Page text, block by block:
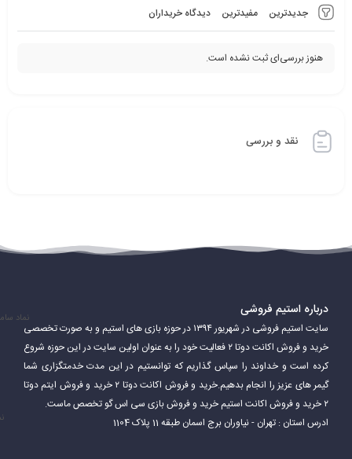
جدیدترین مفیدترین دیدگاه خریداران
هنوز بررسی‌ای ثبت نشده است.
نقد و بررسی
درباره استیم فروشی
سایت استیم فروشی در شهریور ۱۳۹۴ در حوزه بازی های استیم و به صورت تخصصی
خرید و فروش اکانت دوتا ۲ فعالیت خود را به عنوان اولین سایت در این حوزه شروع
کرده است و خداوند را سپاس گذاریم که توانستیم در این مدت خدمتگزاری شما
گیمر های عزیز را انجام بدهیم.خرید و فروش اکانت دوتا ۲ خرید و فروش ایتم دوتا
۲ خرید و فروش اکانت استیم خرید و فروش بازی سی اس گو تخصص ماست.
ادرس استان : تهران - نیاوران برج اسمان طبقه 11 پلاک 1104
نماد